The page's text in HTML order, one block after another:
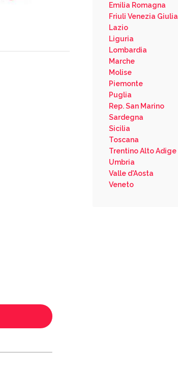
Emilia Romagna
Friuli Venezia Giulia
Lazio
Liguria
Lombardia
Marche
Molise
Piemonte
Puglia
Rep. San Marino
Sardegna
Sicilia
Toscana
Trentino Alto Adige
Umbria
Valle d'Aosta
Veneto